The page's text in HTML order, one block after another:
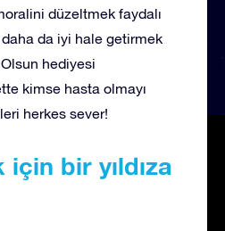
düzeltmek faydalı
da iyi hale getirmek
hediyesi
kimse hasta olmayı
herkes sever!
için bir yıldıza